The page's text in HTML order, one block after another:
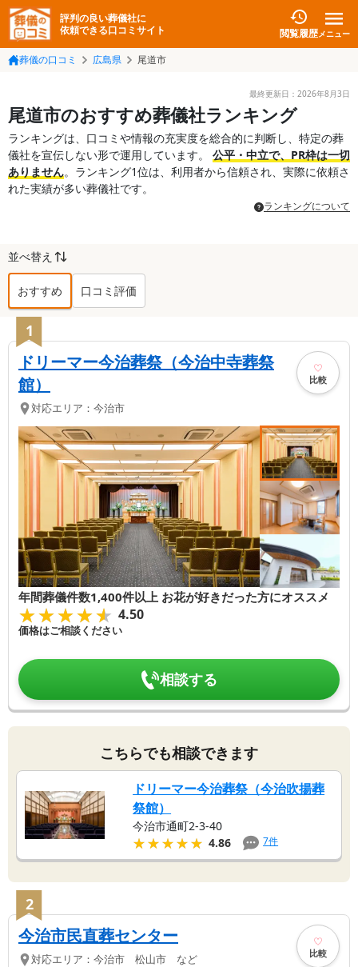
評判の良い葬儀社に
依頼できる口コミサイト
閲覧履歴メニュー
葬儀の口コミ 広島県 尾道市
最終更新日： 2026年8月3日
尾道市のおすすめ葬儀社ランキング
ランキングは、口コミや情報の充実度を総合的に判断し、特定の葬
儀社を宣伝しない形で運用しています。 公平・中立で、PR枠は一切
ありません。ランキング1位は、利用者から信頼され、実際に依頼さ
れた実績が多い葬儀社です。
ランキングについて
並べ替え
おすすめ 口コミ評価
尾道市
1
ドリーマー今治葬祭（今治中寺葬祭
館）
対応エリア： 今治市
比較
年間葬儀件数1,400件以上 お花が好きだった方にオススメ
★★★★★
★★★★★ 4.50
価格はご相談ください
相談する
こちらでも相談できます
ドリーマー今治葬祭（今治吹揚葬
祭館）
今治市通町2-3-40
★★★★★
★★★★★ 4.86 7件
2
今治市民直葬センター
対応エリア： 今治市 松山市 など 比較